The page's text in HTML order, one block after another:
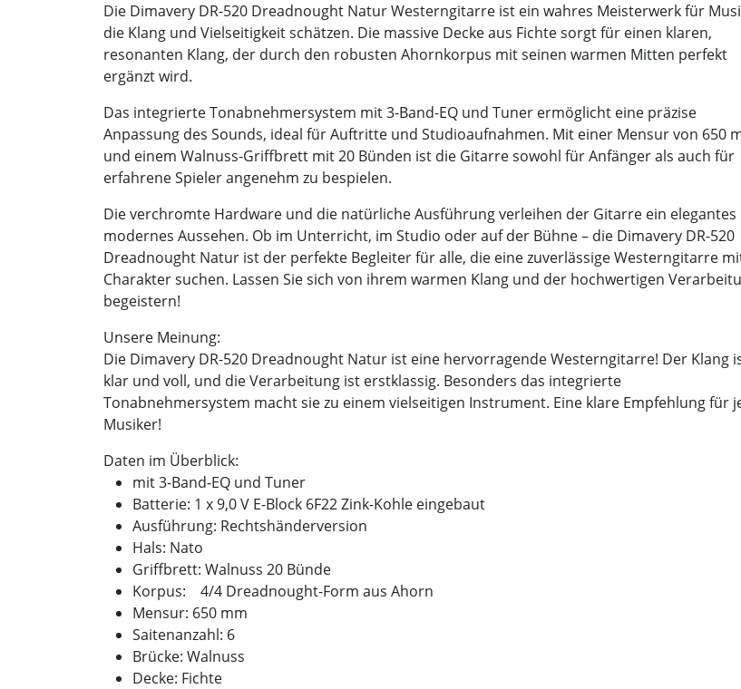
Die Dimavery DR-520 Dreadnought Natur Westerngitarre ist ein wahres Meisterwerk für
die Klang und Vielseitigkeit schätzen. Die massive Decke aus Fichte sorgt für einen klaren,
resonanten Klang, der durch den robusten Ahornkorpus mit seinen warmen Mitten perfekt
ergänzt wird.
Das integrierte Tonabnehmersystem mit 3-Band-EQ und Tuner ermöglicht eine präzise
Anpassung des Sounds, ideal für Auftritte und Studioaufnahmen. Mit einer Mensur von 650
und einem Walnuss-Griffbrett mit 20 Bünden ist die Gitarre sowohl für Anfänger als auch für
erfahrene Spieler angenehm zu bespielen.
Die verchromte Hardware und die natürliche Ausführung verleihen der Gitarre ein elegantes
modernes Aussehen. Ob im Unterricht, im Studio oder auf der Bühne – die Dimavery DR-520
Dreadnought Natur ist der perfekte Begleiter für alle, die eine zuverlässige Westerngitarre
Charakter suchen. Lassen Sie sich von ihrem warmen Klang und der hochwertigen
begeistern!
Unsere Meinung:
Die Dimavery DR-520 Dreadnought Natur ist eine hervorragende Westerngitarre! Der Klang
klar und voll, und die Verarbeitung ist erstklassig. Besonders das integrierte
Tonabnehmersystem macht sie zu einem vielseitigen Instrument. Eine klare Empfehlung für
Musiker!
Daten im Überblick:
mit 3-Band-EQ und Tuner
Batterie: 1 x 9,0 V E-Block 6F22 Zink-Kohle eingebaut
Ausführung: Rechtshänderversion
Hals: Nato
Griffbrett: Walnuss 20 Bünde
Korpus: 4/4 Dreadnought-Form aus Ahorn
Mensur: 650 mm
Saitenanzahl: 6
Brücke: Walnuss
Decke: Fichte